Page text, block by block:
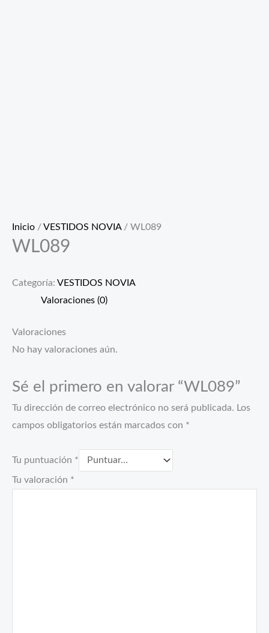
Inicio /VESTIDOS NOVIA/ WL089
WL089
Categoría: VESTIDOS NOVIA
Valoraciones (0)
Valoraciones
No hay valoraciones aún.
Sé el primero en valorar “WL089”
Tu dirección de correo electrónico no será publicada. Los
campos obligatorios están marcados con *
Tu puntuación *
Tu valoración *